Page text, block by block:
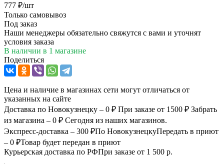
777 ₽/шт
Только самовывоз
Под заказ
Наши менеджеры обязательно свяжутся с вами и уточнят
условия заказа
В наличии в 1 магазине
Поделиться
Цена и наличие в магазинах сети могут отличаться от
указанных на сайте
Доставка по Новокузнецку – 0 ₽ При заказе от 1500 ₽ Забрать
из магазина – 0 ₽ Сегодня из наших магазинов.
Экспресс-доставка – 300 ₽По НовокузнецкуПередать в приют
– 0 ₽Товар будет передан в приют
Курьерская доставка по РФПри заказе от 1 500 р.